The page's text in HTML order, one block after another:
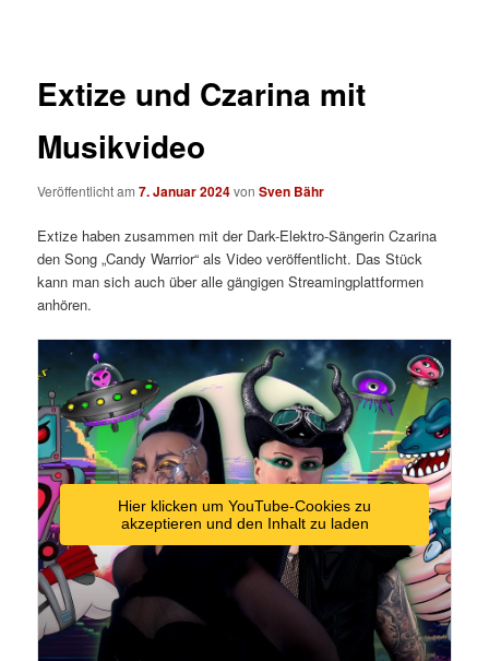
Extize und Czarina mit
Musikvideo
Veröffentlicht am7. Januar 2024vonSven Bähr
Extize haben zusammen mit der Dark-Elektro-Sängerin Czarina
den Song „Candy Warrior“ als Video veröffentlicht. Das Stück
kann man sich auch über alle gängigen Streamingplattformen
anhören.
Hier klicken um YouTube-Cookies zu
akzeptieren und den Inhalt zu laden